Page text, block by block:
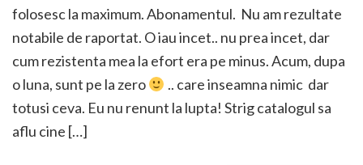
folosesc la maximum. Abonamentul. Nu am rezultate
notabile de raportat. O iau incet.. nu prea incet, dar
cum rezistenta mea la efort era pe minus. Acum, dupa
o luna, sunt pe la zero
.. care inseamna nimic dar
totusi ceva. Eu nu renunt la lupta! Strig catalogul sa
aflu cine […]